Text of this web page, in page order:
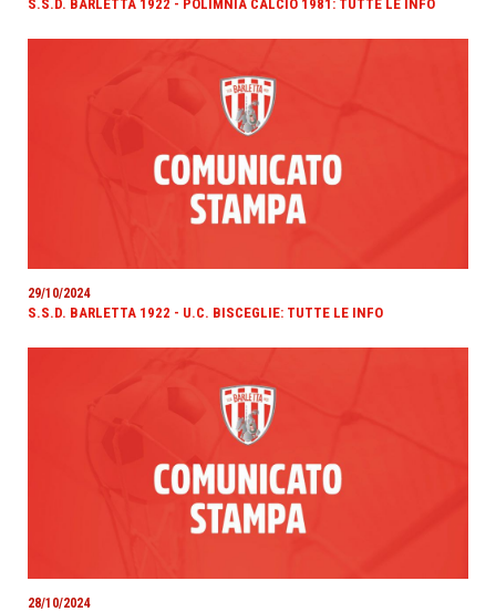
S.S.D. BARLETTA 1922 - POLIMNIA CALCIO 1981: TUTTE LE INFO
29/10/2024
S.S.D. BARLETTA 1922 - U.C. BISCEGLIE: TUTTE LE INFO
28/10/2024